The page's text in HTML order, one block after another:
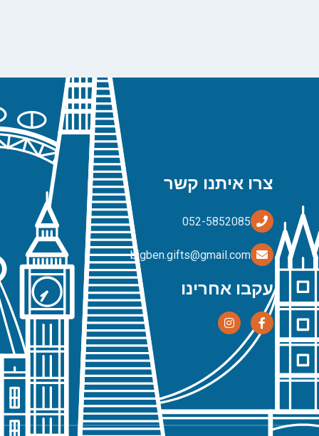
צרו איתנו קשר
bigben.gifts@gmail.com
עקבו אחרינו